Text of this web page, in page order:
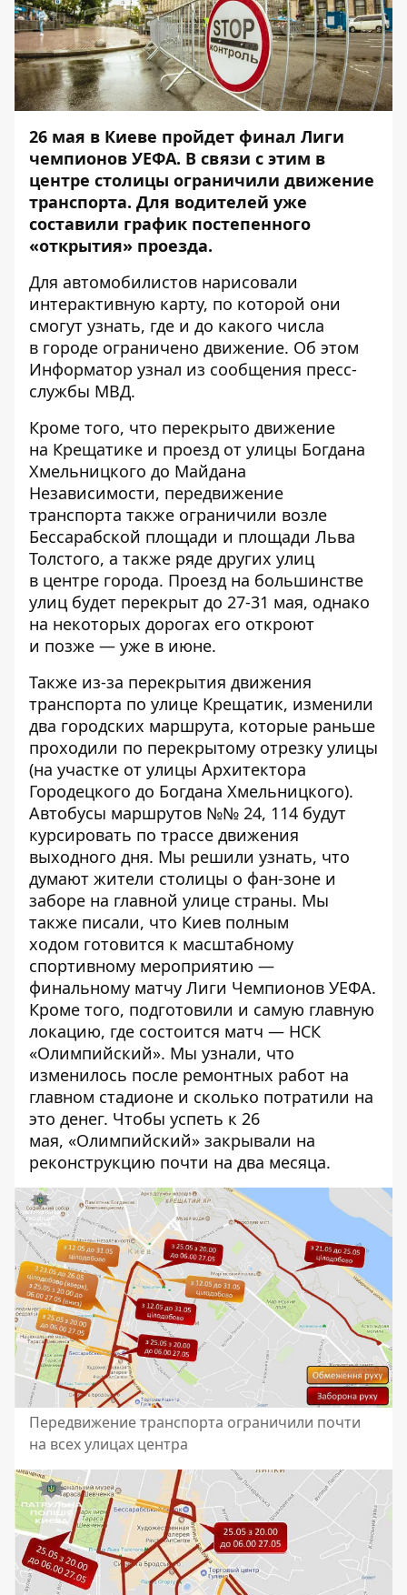
26 мая в Киеве пройдет финал Лиги
чемпионов УЕФА. В связи с этим в
центре столицы ограничили движение
транспорта. Для водителей уже
составили график постепенного
«открытия» проезда.
Для автомобилистов нарисовали
интерактивную карту, по которой они
смогут узнать, где и до какого числа
в городе ограничено движение. Об этом
Информатор узнал из сообщения пресс-
службы МВД.
Кроме того, что перекрыто движение
на Крещатике и проезд от улицы Богдана
Хмельницкого до Майдана
Независимости, передвижение
транспорта также ограничили возле
Бессарабской площади и площади Льва
Толстого, а также ряде других улиц
в центре города. Проезд на большинстве
улиц будет перекрыт до 27-31 мая, однако
на некоторых дорогах его откроют
и позже — уже в июне.
Также из-за перекрытия движения
транспорта по улице Крещатик, изменили
два городских маршрута, которые раньше
проходили по перекрытому отрезку улицы
(на участке от улицы Архитектора
Городецкого до Богдана Хмельницкого).
Автобусы маршрутов №№ 24, 114 будут
курсировать по трассе движения
выходного дня. Мы решили узнать, что
думают жители столицы о фан-зоне и
заборе на главной улице страны. Мы
также писали, что Киев полным
ходом готовится к масштабному
спортивному мероприятию —
финальному матчу Лиги Чемпионов УЕФА.
Кроме того, подготовили и самую главную
локацию, где состоится матч — НСК
«Олимпийский». Мы узнали, что
изменилось после ремонтных работ на
главном стадионе и сколько потратили на
это денег. Чтобы успеть к 26
мая, «Олимпийский» закрывали на
реконструкцию почти на два месяца.
Передвижение транспорта ограничили почти
на всех улицах центра